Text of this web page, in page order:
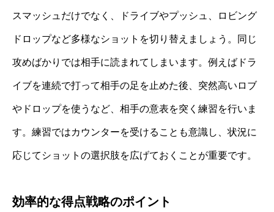
スマッシュだけでなく、ドライブやプッシュ、ロビング
ドロップなど多様なショットを切り替えましょう。同じ
攻めばかりでは相手に読まれてしまいます。例えばドラ
イブを連続で打って相手の足を止めた後、突然高いロブ
やドロップを使うなど、相手の意表を突く練習を行いま
す。練習ではカウンターを受けることも意識し、状況に
応じてショットの選択肢を広げておくことが重要です。
効率的な得点戦略のポイント